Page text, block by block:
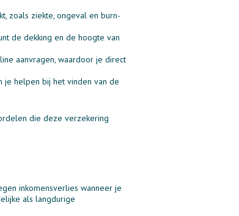
zoals ziekte, ongeval en burn-
de dekking en de hoogte van
aanvragen, waardoor je direct
je helpen bij het vinden van de
die deze verzekering
inkomensverlies wanneer je
als langdurige